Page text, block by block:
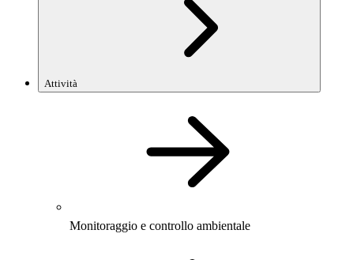
Attività
Monitoraggio e controllo ambientale